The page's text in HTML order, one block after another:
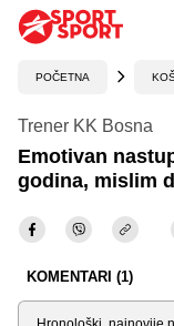
POČETNA
Trener KK Bosna
Emotivan
godina, mislim
KOMENTARI (1)
Sortiraj